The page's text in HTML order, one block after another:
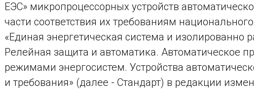
ЕЭС» микропроцессорных устройств
части соответствия их требованиям
«Единая энергетическая система и изолированно
Релейная защита и автоматика. Автоматическое
режимами энергосистем. Устройства
и требования» (далее - Стандарт) в редакции